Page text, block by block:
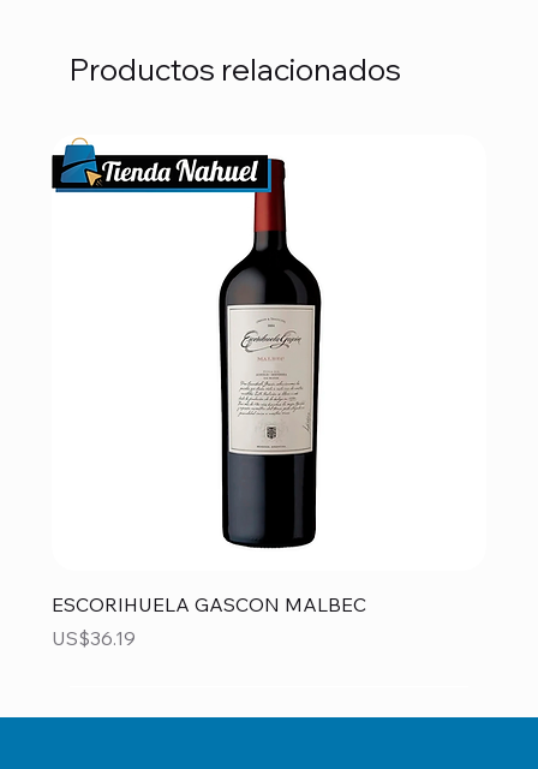
Productos relacionados
ESCORIHUELA GASCON MALBEC
Precio
US$36.19